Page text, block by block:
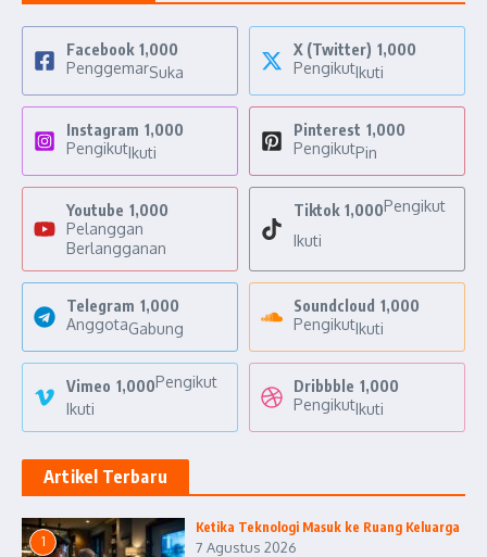
Facebook 1,000
PenggemarSuka
X (Twitter) 1,000
PengikutIkuti
Instagram 1,000
PengikutIkuti
Pinterest 1,000
PengikutPin
Youtube 1,000
Pelanggan
Berlangganan
Tiktok 1,000Pengikut
Ikuti
Telegram 1,000
AnggotaGabung
Soundcloud 1,000
PengikutIkuti
Vimeo 1,000Pengikut
Ikuti
Dribbble 1,000
PengikutIkuti
Artikel Terbaru
1
Ketika Teknologi Masuk ke Ruang Keluarga
7 Agustus 2026